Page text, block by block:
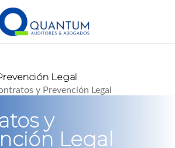
Legal
y Prevención Legal
y
Legal